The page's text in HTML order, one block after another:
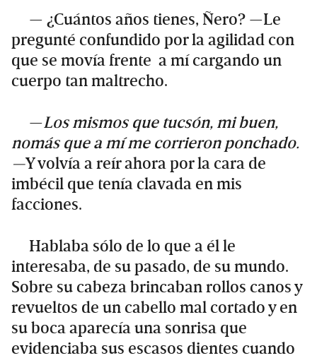
— ¿Cuántos años tienes, Ñero? —Le
pregunté confundido por la agilidad con
que se movía frente a mí cargando un
cuerpo tan maltrecho.
—Los mismos que tucsón, mi buen,
nomás que a mí me corrieron ponchado.
—Y volvía a reír ahora por la cara de
imbécil que tenía clavada en mis
facciones.
Hablaba sólo de lo que a él le
interesaba, de su pasado, de su mundo.
Sobre su cabeza brincaban rollos canos y
revueltos de un cabello mal cortado y en
su boca aparecía una sonrisa que
evidenciaba sus escasos dientes cuando